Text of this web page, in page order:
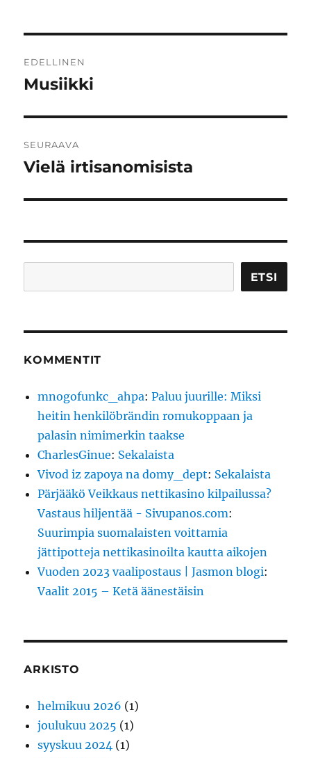
selaus
EDELLINEN
Edellinen
Musiikki
SEURAAVA
Seuraava
Vielä irtisanomisista
ETSI
KOMMENTIT
mnogofunkc_ahpa:Paluu juurille: Miksi
heitin henkilöbrändin romukoppaan ja
palasin nimimerkin taakse
CharlesGinue: Sekalaista
Vivod iz zapoya na domy_dept: Sekalaista
Pärjääkö Veikkaus nettikasino kilpailussa?
Vastaus hiljentää - Sivupanos.com:
Suurimpia suomalaisten voittamia
jättipotteja nettikasinoilta kautta aikojen
Vuoden 2023 vaalipostaus | Jasmon blogi:
Vaalit 2015 – Ketä äänestäisin
ARKISTO
helmikuu 2026 (1)
joulukuu 2025 (1)
syyskuu 2024 (1)